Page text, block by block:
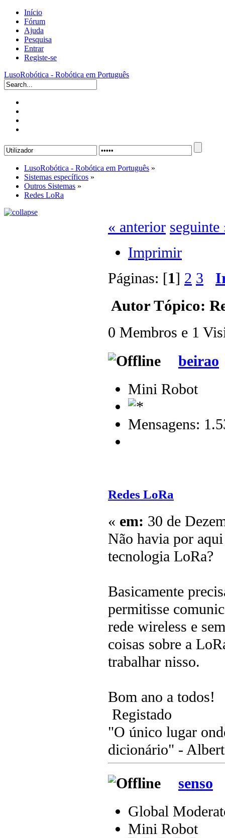
Início
Fórum
Ajuda
Pesquisa
Entrar
Registe-se
LusoRobótica - Robótica em Português
LusoRobótica - Robótica em Português »
Sistemas específicos »
Outros Sistemas »
Redes LoRa
« anterior seguinte
Imprimir
Páginas: [1] 2 3
AutorTópico:
0 Membros e 1
beirao
Mini Robot
Mensagens:
Redes LoRa
« em: 30 de
Não havia por
tecnologia LoRa?
Basicamente
permitisse
rede wireless e
coisas sobre a
trabalhar nisso.
Bom ano a todos!
Registado
"O único lugar
dicionário" -
senso
Global
Mini Robot